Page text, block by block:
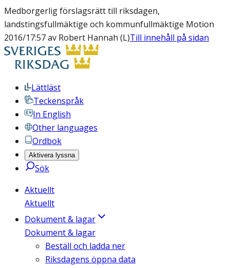
Medborgerlig förslagsrätt till riksdagen,
landstingsfullmäktige och kommunfullmäktige Motion
2016/17:57 av Robert Hannah (L)Till innehåll på sidan
Lättläst
Teckenspråk
In English
Other languages
Ordbok
Aktivera lyssna
Sök
Aktuellt
Aktuellt
Dokument & lagar
Dokument & lagar
Beställ och ladda ner
Riksdagens öppna data